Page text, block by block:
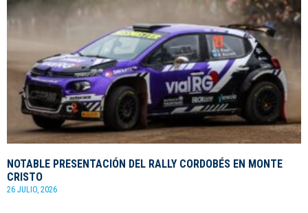
NOTABLE PRESENTACIÓN DEL RALLY CORDOBÉS EN MONTE
CRISTO
26 JULIO, 2026